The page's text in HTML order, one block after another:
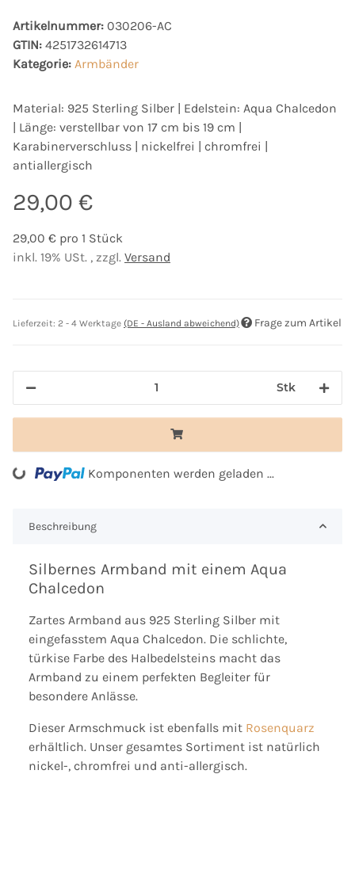
Artikelnummer: 030206-AC
GTIN: 4251732614713
Kategorie: Armbänder
Material: 925 Sterling Silber | Edelstein: Aqua Chalcedon
| Länge: verstellbar von 17 cm bis 19 cm |
Karabinerverschluss | nickelfrei | chromfrei |
antiallergisch
29,00 €
29,00 € pro 1 Stück
inkl. 19% USt. , zzgl. Versand
Lieferzeit: 2 - 4 Werktage (DE - Ausland abweichend) Frage zum Artikel
Stk
Loading... Komponenten werden geladen ...
Beschreibung
Silbernes Armband mit einem Aqua
Chalcedon
Zartes Armband aus 925 Sterling Silber mit
eingefasstem Aqua Chalcedon. Die schlichte,
türkise Farbe des Halbedelsteins macht das
Armband zu einem perfekten Begleiter für
besondere Anlässe.
Dieser Armschmuck ist ebenfalls mit Rosenquarz
erhältlich. Unser gesamtes Sortiment ist natürlich
nickel-, chromfrei und anti-allergisch.